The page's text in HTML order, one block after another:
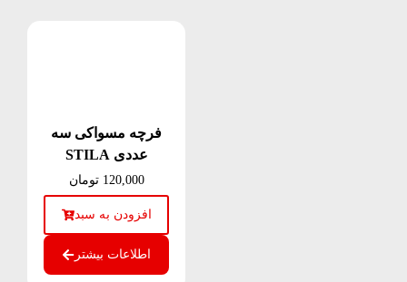
فرچه مسواکی سه
عددی STILA
120,000 تومان
افزودن به سبد
اطلاعات بیشتر